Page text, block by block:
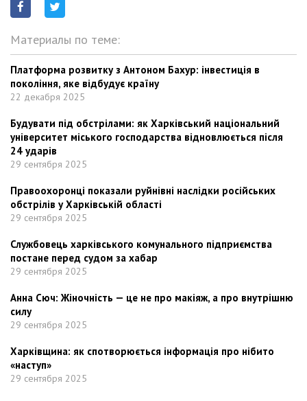
Материалы по теме:
Платформа розвитку з Антоном Бахур: інвестиція в
покоління, яке відбудує країну
22 декабря 2025
Будувати під обстрілами: як Харківський національний
університет міського господарства відновлюється після
24 ударів
29 сентября 2025
Правоохоронці показали руйнівні наслідки російських
обстрілів у Харківській області
29 сентября 2025
Службовець харківського комунального підприємства
постане перед судом за хабар
29 сентября 2025
Анна Сюч: Жіночність — це не про макіяж, а про внутрішню
силу
29 сентября 2025
Харківщина: як спотворюється інформація про нібито
«наступ»
29 сентября 2025